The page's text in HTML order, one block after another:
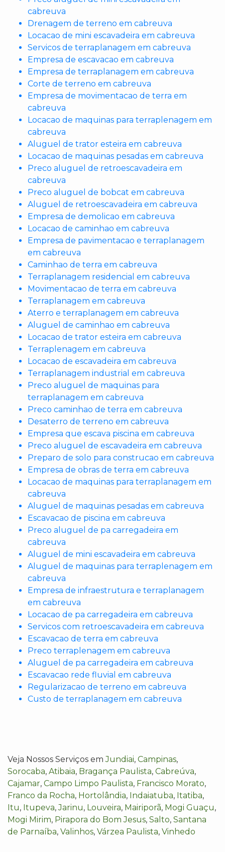
cabreuva
Drenagem de terreno em cabreuva
Locacao de mini escavadeira em cabreuva
Servicos de terraplanagem em cabreuva
Empresa de escavacao em cabreuva
Empresa de terraplanagem em cabreuva
Corte de terreno em cabreuva
Empresa de movimentacao de terra em
cabreuva
Locacao de maquinas para terraplenagem em
cabreuva
Aluguel de trator esteira em cabreuva
Locacao de maquinas pesadas em cabreuva
Preco aluguel de retroescavadeira em
cabreuva
Preco aluguel de bobcat em cabreuva
Aluguel de retroescavadeira em cabreuva
Empresa de demolicao em cabreuva
Locacao de caminhao em cabreuva
Empresa de pavimentacao e terraplanagem
em cabreuva
Caminhao de terra em cabreuva
Terraplanagem residencial em cabreuva
Movimentacao de terra em cabreuva
Terraplanagem em cabreuva
Aterro e terraplanagem em cabreuva
Aluguel de caminhao em cabreuva
Locacao de trator esteira em cabreuva
Terraplenagem em cabreuva
Locacao de escavadeira em cabreuva
Terraplanagem industrial em cabreuva
Preco aluguel de maquinas para
terraplanagem em cabreuva
Preco caminhao de terra em cabreuva
Desaterro de terreno em cabreuva
Empresa que escava piscina em cabreuva
Preco aluguel de escavadeira em cabreuva
Preparo de solo para construcao em cabreuva
Empresa de obras de terra em cabreuva
Locacao de maquinas para terraplanagem em
cabreuva
Aluguel de maquinas pesadas em cabreuva
Escavacao de piscina em cabreuva
Preco aluguel de pa carregadeira em
cabreuva
Aluguel de mini escavadeira em cabreuva
Aluguel de maquinas para terraplenagem em
cabreuva
Empresa de infraestrutura e terraplanagem
em cabreuva
Locacao de pa carregadeira em cabreuva
Servicos com retroescavadeira em cabreuva
Escavacao de terra em cabreuva
Preco terraplenagem em cabreuva
Aluguel de pa carregadeira em cabreuva
Escavacao rede fluvial em cabreuva
Regularizacao de terreno em cabreuva
Custo de terraplanagem em cabreuva
Veja Nossos Serviços emJundiai, Campinas,
Sorocaba, Atibaia, Bragança Paulista, Cabreúva,
Cajamar, Campo Limpo Paulista, Francisco Morato,
Franco da Rocha, Hortolândia, Indaiatuba, Itatiba,
Itu, Itupeva,Jarinu, Louveira, Mairiporã, Mogi Guaçu,
Mogi Mirim, Pirapora do Bom Jesus, Salto, Santana
de Parnaíba, Valinhos, Várzea Paulista, Vinhedo